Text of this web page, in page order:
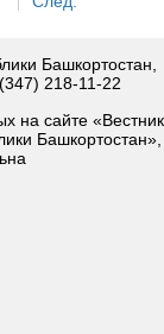
Башкортостан,
218-11-22
на сайте «Вестник
Башкортостан»,